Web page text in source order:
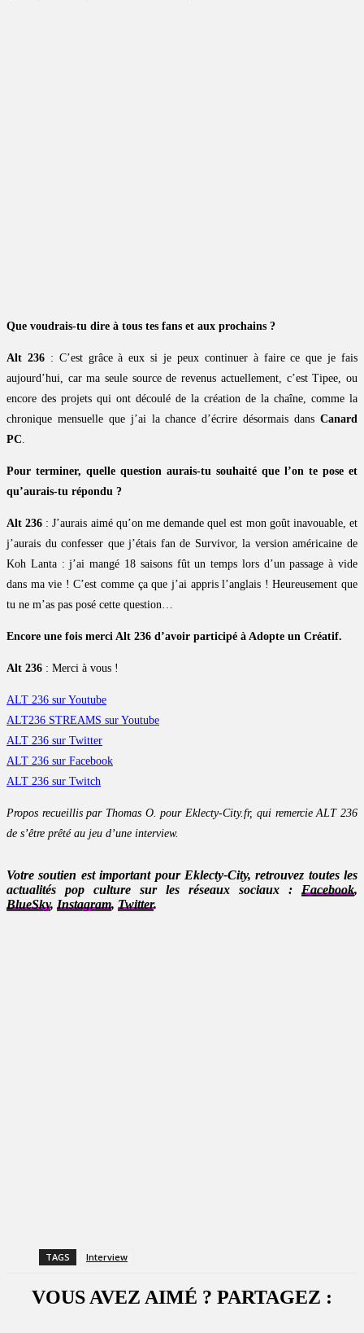
Que voudrais-tu dire à tous tes fans et aux prochains ?
Alt 236: C’est grâce à eux si je peux continuer à faire ce que je fais
aujourd’hui, car ma seule source de revenus actuellement, c’est Tipee, ou
encore des projets qui ont découlé de la création de la chaîne, comme la
chronique mensuelle que j’ai la chance d’écrire désormais dans Canard
PC.
Pour terminer, quelle question aurais-tu souhaité que l’on te pose et
qu’aurais-tu répondu ?
Alt 236 : J’aurais aimé qu’on me demande quel est mon goût inavouable, et
j’aurais du confesser que j’étais fan de Survivor, la version américaine de
Koh Lanta : j’ai mangé 18 saisons fût un temps lors d’un passage à vide
dans ma vie ! C’est comme ça que j’ai appris l’anglais ! Heureusement que
tu ne m’as pas posé cette question…
Encore une fois merci Alt 236 d’avoir participé à Adopte un Créatif.
Alt 236 : Merci à vous !
ALT 236 sur Youtube
ALT236 STREAMS sur Youtube
ALT 236 sur Twitter
ALT 236 sur Facebook
ALT 236 sur Twitch
Propos recueillis par Thomas O. pour Eklecty-City.fr, qui remercie ALT 236
de s’être prêté au jeu d’une interview.
Votre soutien est important pour Eklecty-City, retrouvez toutes les
actualités pop culture sur les réseaux sociaux : Facebook,
BlueSky, Instagram, Twitter.
TAGS Interview
VOUS AVEZ AIMÉ ? PARTAGEZ :